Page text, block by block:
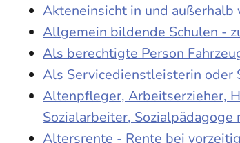
Akteneinsicht in und
Allgemein bildende Schulen -
Als berechtigte Person
Als Servicedienstleisterin oder
Altenpfleger, Arbeitserzieher,
Sozialarbeiter,
Altersrente - Rente bei